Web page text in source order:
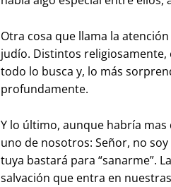
Otra cosa que llama la
judío. Distintos
todo lo busca y, lo más
profundamente.
Y lo último, aunque habría
uno de nosotros: Señor, no
tuya bastará para “sanarme”.
salvación que entra en